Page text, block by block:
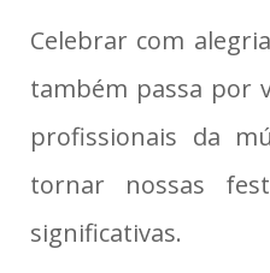
Celebrar com
também passa por
profissionais da
tornar nossas
significativas.